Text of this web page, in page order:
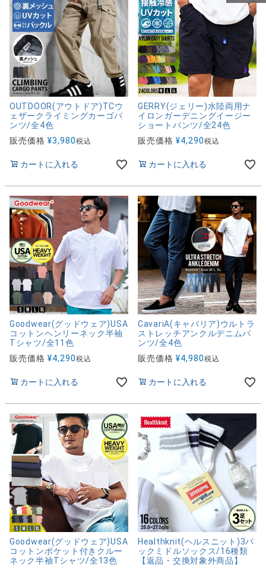
OUTDOOR(アウトドア)TCウ
ェザークライミングカーゴパ
ンツ/全4色
販売価格 ¥3,980税込
カートに入れる
GERRY(ジェリー)水陸両用ナ
イロンガーデニングイージー
ショートパンツ/全24色
販売価格 ¥4,290税込
カートに入れる
Goodwear(グッドウェア)USA
コットンヘンリーネック半袖
Tシャツ/全11色
販売価格 ¥4,290税込
カートに入れる
CavariA(キャバリア)ウルトラ
ストレッチアンクルデニムパ
ンツ/全4色
販売価格 ¥4,980税込
カートに入れる
Goodwear(グッドウェア)USA
コットンポケット付きクルー
ネック半袖Tシャツ/全13色
Healthknit(ヘルスニット)3パ
ックミドルソックス/16種類
【返品・交換対象外商品】